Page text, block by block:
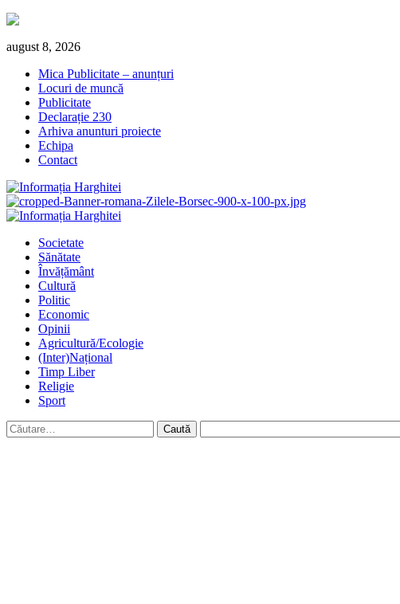
Skip
content
august 8, 2026
Mica Publicitate – anunțuri
Locuri de muncă
Publicitate
Declarație 230
Arhiva anunturi proiecte
Echipa
Contact
Primary
Societate
Sănătate
Învățământ
Cultură
Politic
Economic
Opinii
Agricultură/Ecologie
(Inter)Național
Timp Liber
Religie
Sport
Caută
după: